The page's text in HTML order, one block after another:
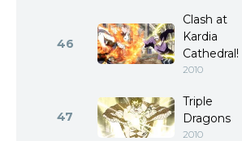
46
Clash at
Kardia
Cathedral!
2010
47
Triple
Dragons
2010